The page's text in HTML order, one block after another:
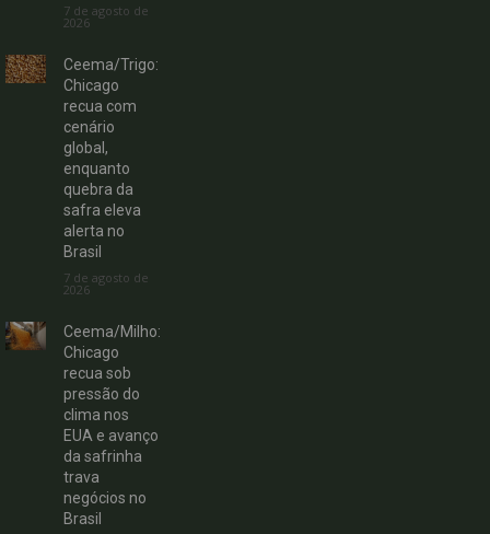
7 de agosto de
2026
Ceema/Trigo:
Chicago
recua com
cenário
global,
enquanto
quebra da
safra eleva
alerta no
Brasil
7 de agosto de
2026
Ceema/Milho:
Chicago
recua sob
pressão do
clima nos
EUA e avanço
da safrinha
trava
negócios no
Brasil